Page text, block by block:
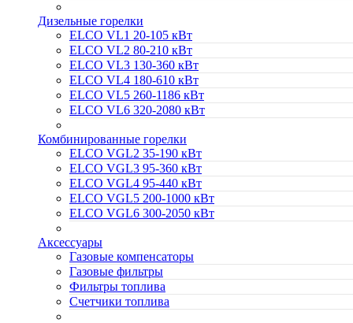
Дизельные горелки
ELCO VL1 20-105 кВт
ELCO VL2 80-210 кВт
ELCO VL3 130-360 кВт
ELCO VL4 180-610 кВт
ELCO VL5 260-1186 кВт
ELCO VL6 320-2080 кВт
Комбинированные горелки
ELCO VGL2 35-190 кВт
ELCO VGL3 95-360 кВт
ELCO VGL4 95-440 кВт
ELCO VGL5 200-1000 кВт
ELCO VGL6 300-2050 кВт
Аксессуары
Газовые компенсаторы
Газовые фильтры
Фильтры топлива
Счетчики топлива